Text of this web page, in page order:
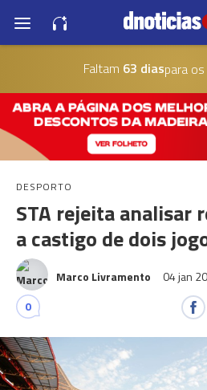
Faltam 63 diaspara os
DESPORTO
STA rejeita analisar
a castigo de dois
Marco Livramento 04 jan
0